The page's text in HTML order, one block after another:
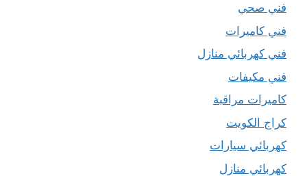
فني صحي
فني كاميرات
فني كهربائي منازل
فني مكيفات
كاميرات مراقبة
كراج الكويت
كهربائي سيارات
كهربائي منازل